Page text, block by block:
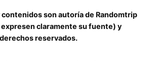
contenidos son autoría de Randomtrip
claramente su fuente) y
reservados.